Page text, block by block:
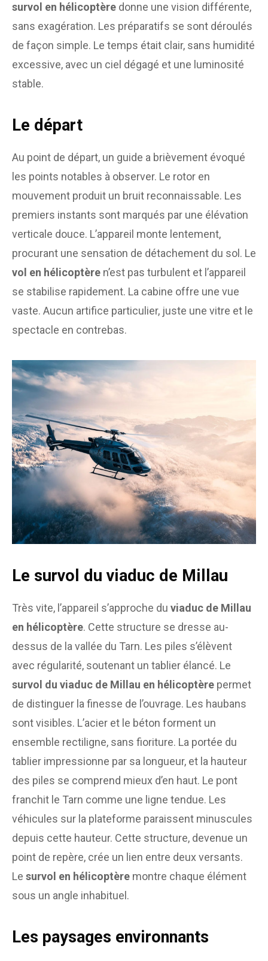
survol en hélicoptère donne une vision différente,
sans exagération. Les préparatifs se sont déroulés
de façon simple. Le temps était clair, sans humidité
excessive, avec un ciel dégagé et une luminosité
stable.
Le départ
Au point de départ, un guide a brièvement évoqué
les points notables à observer. Le rotor en
mouvement produit un bruit reconnaissable. Les
premiers instants sont marqués par une élévation
verticale douce. L’appareil monte lentement,
procurant une sensation de détachement du sol. Le
vol en hélicoptère n’est pas turbulent et l’appareil
se stabilise rapidement. La cabine offre une vue
vaste. Aucun artifice particulier, juste une vitre et le
spectacle en contrebas.
Le survol du viaduc de Millau
Très vite, l’appareil s’approche du viaduc de Millau
en hélicoptère. Cette structure se dresse au-
dessus de la vallée du Tarn. Les piles s’élèvent
avec régularité, soutenant un tablier élancé. Le
survol du viaduc de Millau en hélicoptère permet
de distinguer la finesse de l’ouvrage. Les haubans
sont visibles. L’acier et le béton forment un
ensemble rectiligne, sans fioriture. La portée du
tablier impressionne par sa longueur, et la hauteur
des piles se comprend mieux d’en haut. Le pont
franchit le Tarn comme une ligne tendue. Les
véhicules sur la plateforme paraissent minuscules
depuis cette hauteur. Cette structure, devenue un
point de repère, crée un lien entre deux versants.
Le survol en hélicoptère montre chaque élément
sous un angle inhabituel.
Les paysages environnants